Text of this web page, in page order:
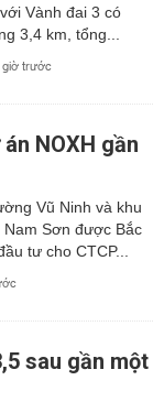
Vành đai 3 có
3,4 km, tổng...
trước
NOXH gần
Vũ Ninh và khu
Nam Sơn được Bắc
tư cho CTCP...
sau gần một